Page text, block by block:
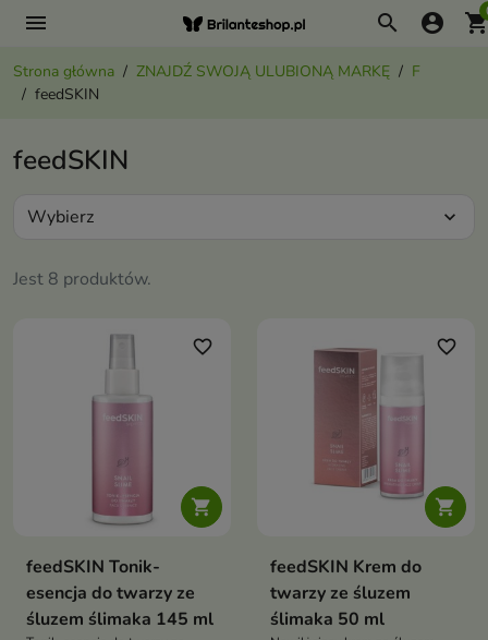
menu search account_circle
Strona główna ZNAJDŹ SWOJĄ ULUBIONĄ MARKĘ
F
feedSKIN
feedSKIN
Jest 8 produktów.
Wybierz expand_more

favorite_border
feedSKIN Tonik-
esencja do twarzy ze
śluzem ślimaka 145 ml

favorite_border
feedSKIN Krem do
twarzy ze śluzem
ślimaka 50 ml